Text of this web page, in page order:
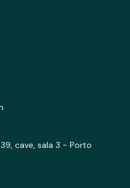
cave, sala 3 - Porto